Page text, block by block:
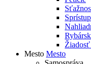
Žiadosť
Mesto Mesto